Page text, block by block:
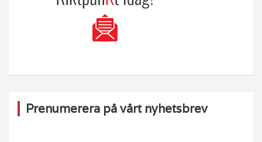
Prenumerera på vårt nyhetsbrev